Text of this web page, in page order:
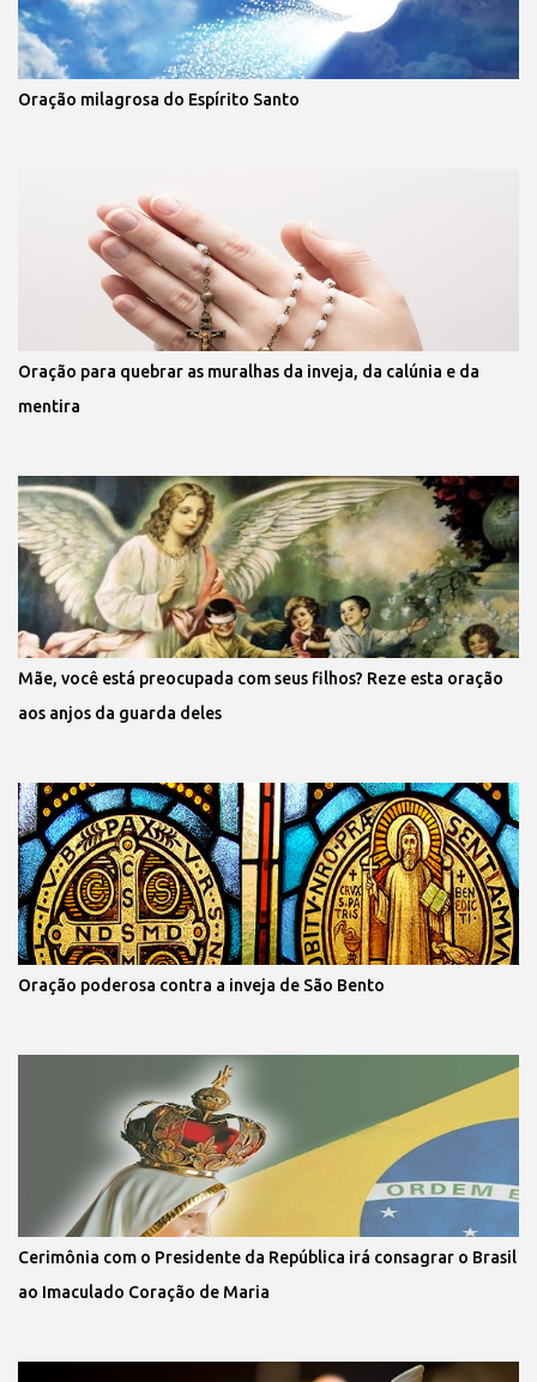
Oração milagrosa do Espírito Santo
Oração para quebrar as muralhas da inveja, da calúnia e da
mentira
Mãe, você está preocupada com seus filhos? Reze esta oração
aos anjos da guarda deles
Oração poderosa contra a inveja de São Bento
Cerimônia com o Presidente da República irá consagrar o Brasil
ao Imaculado Coração de Maria